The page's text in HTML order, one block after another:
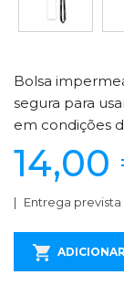
Bolsa
segura para
em condições
14,00
Entrega